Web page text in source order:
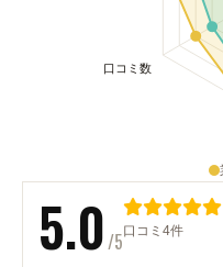
5.0/5口コミ4件